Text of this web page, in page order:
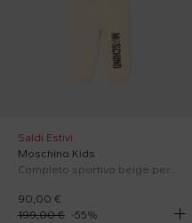
Saldi Estivi
Moschino Kids
Completo sportivo beige per neonati con logo
90,00 €
199,00 € -55%